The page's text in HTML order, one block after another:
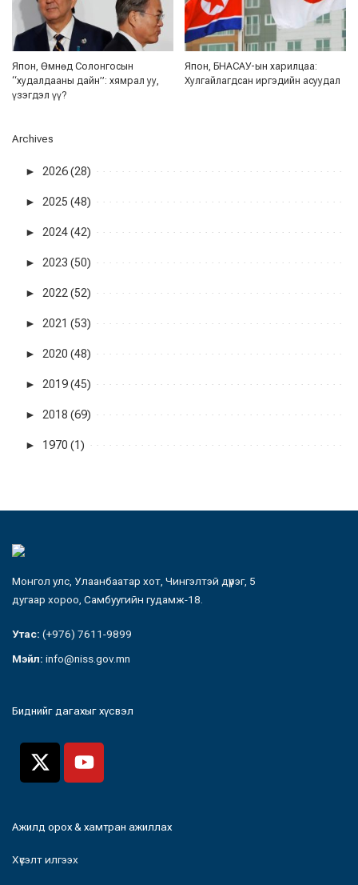
Япон, Өмнөд Солонгосын
“худалдааны дайн”: хямрал уу,
үзэгдэл үү?
Япон, БНАСАУ-ын харилцаа:
Хулгайлагдсан иргэдийн асуудал
Archives
► 2026 (28)
► 2025 (48)
► 2024 (42)
► 2023 (50)
► 2022 (52)
► 2021 (53)
► 2020 (48)
► 2019 (45)
► 2018 (69)
► 1970 (1)
Монгол улс, Улаанбаатар хот, Чингэлтэй дүүрэг, 5
дугаар хороо, Самбуугийн гудамж-18.
Утас: (+976) 7611-9899
Мэйл: info@niss.gov.mn
Биднийг дагахыг хүсвэл
Ажилд орох & хамтран ажиллах
Хүсэлт илгээх